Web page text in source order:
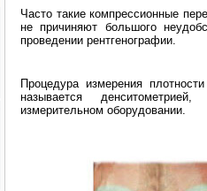
Часто такие компрессионные
не причиняют большого
проведении рентгенографии.
Процедура измерения
называется
измерительном оборудовании.